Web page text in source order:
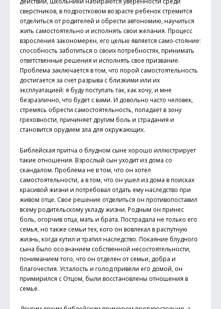
сверстников, в подростковом возрасте ребенок стремится
отделиться от родителей и обрести автономию, научиться
жить самостоятельно и исполнять свои желания. Процесс
взросления закономерен, его целью является само-стояние:
способность заботиться о своих потребностях, принимать
ответственные решения и исполнять свое призвание.
Проблема заключается в том, что порой самостоятельность
достигается за счет разрыва с близкими или их
эксплуатацией: я буду поступать так, как хочу, и мне
безразлично, что будет с вами. И довольно часто человек,
стремясь обрести самостоятельность, попадает в зону
греховности, причиняет другим боль и страдания и
становится орудием зла для окружающих.
Библейская притча о блудном сыне хорошо иллюстрирует
такие отношения. Взрослый сын уходит из дома со
скандалом. Проблема не в том, что он хотел
самостоятельности, а в том, что он ушел из дома в поисках
красивой жизни и потребовал отдать ему наследство при
живом отце. Свое решение отделиться он противопоставил
всему родительскому укладу жизни. Родным он принес
боль, огорчив отца, мать и брата. Пострадала не только его
семья, но также семьи тех, кого он вовлекал в распутную
жизнь, когда кутил и тратил наследство. Покаяние блудного
сына было осознанием собственной несостоятельности,
пониманием того, что он отделен от семьи, добра и
благочестия. Усталость и голод привели его домой, он
примирился с Отцом, были восстановлены отношения в
семье.